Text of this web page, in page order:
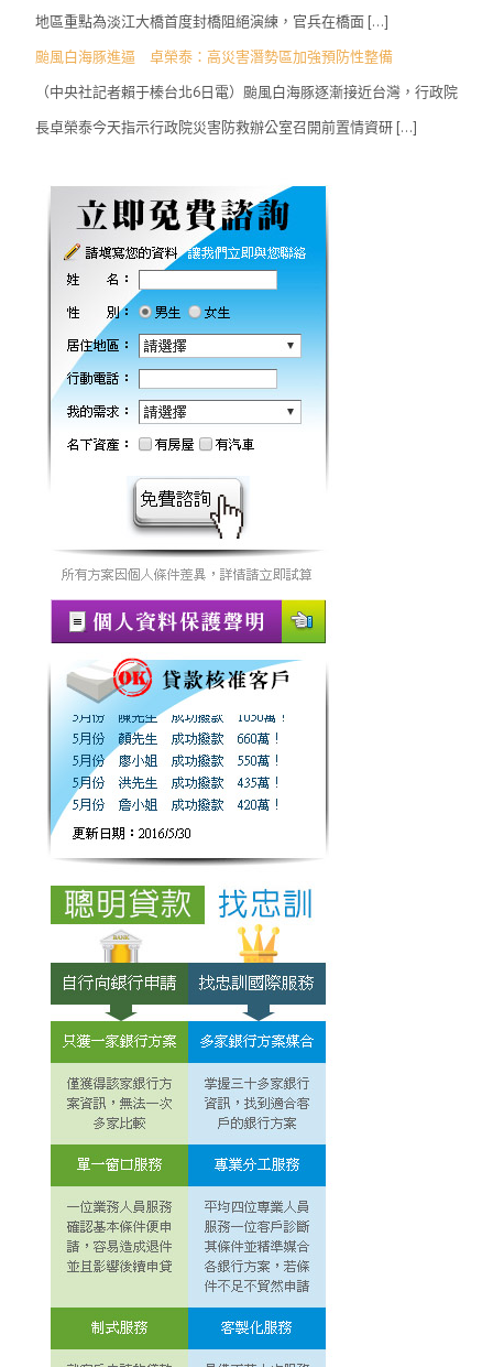
地區重點為淡江大橋首度封橋阻絕演練，官兵在橋面 […]
颱風白海豚進逼 卓榮泰：高災害潛勢區加強預防性整備
（中央社記者賴于榛台北6日電）颱風白海豚逐漸接近台灣，行政院
長卓榮泰今天指示行政院災害防救辦公室召開前置情資研 […]